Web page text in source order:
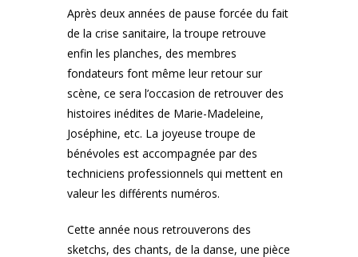
Après deux années de pause forcée du fait
de la crise sanitaire, la troupe retrouve
enfin les planches, des membres
fondateurs font même leur retour sur
scène, ce sera l’occasion de retrouver des
histoires inédites de Marie-Madeleine,
Joséphine, etc. La joyeuse troupe de
bénévoles est accompagnée par des
techniciens professionnels qui mettent en
valeur les différents numéros.
Cette année nous retrouverons des
sketchs, des chants, de la danse, une pièce